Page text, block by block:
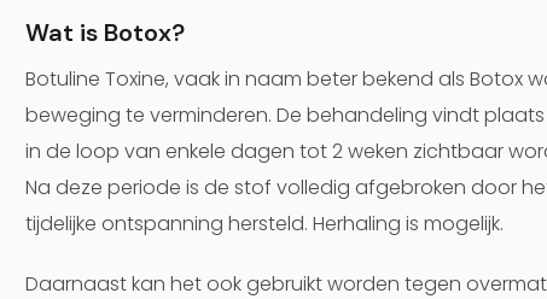
Wat is Botox?
Botuline Toxine, vaak in naam beter bekend als Botox
beweging te verminderen. De behandeling vindt
in de loop van enkele dagen tot 2 weken zichtbaar
Na deze periode is de stof volledig afgebroken door
tijdelijke ontspanning hersteld. Herhaling is mogelijk.
Daarnaast kan het ook gebruikt worden tegen